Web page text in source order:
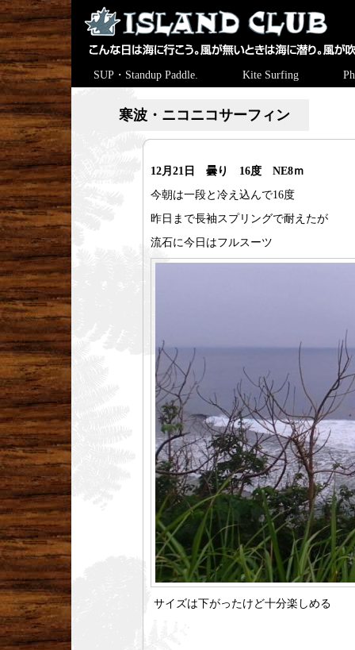
SUP・Standup Paddle. Kite Surfing
寒波・ニコニコサーフィン
12月21日 曇り 16度 NE8ｍ
今朝は一段と冷え込んで16度
昨日まで長袖スプリングで耐えたが
流石に今日はフルスーツ
サイズは下がったけど十分楽しめる